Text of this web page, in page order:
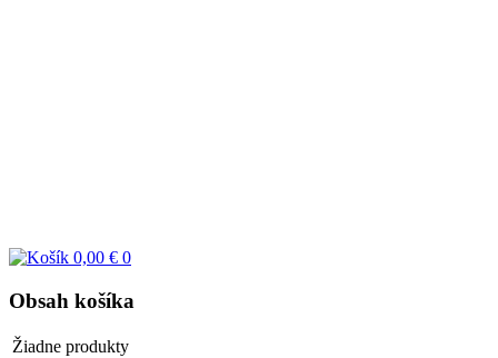
0,00 € 0
Obsah košíka
Žiadne produkty